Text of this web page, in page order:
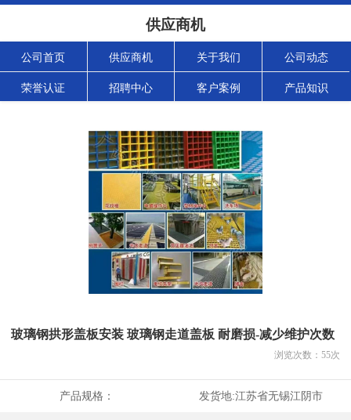
供应商机
公司首页 供应商机 关于我们 公司动态
荣誉认证 招聘中心 客户案例 产品知识
玻璃钢拱形盖板安装 玻璃钢走道盖板 耐磨损-减少维护次数
浏览次数： 55次
产品规格： 发货地:江苏省无锡江阴市